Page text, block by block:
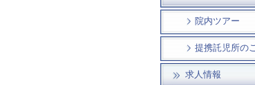
院内ツアー
提携託児所の
求人情報